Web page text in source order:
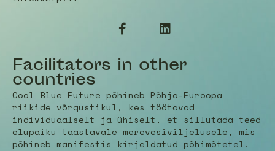
Facilitators in other
countries
Cool Blue Future põhineb Põhja-Euroopa
riikide võrgustikul, kes töötavad
individuaalselt ja ühiselt, et sillutada teed
elupaiku taastavale merevesiviljelusele, mis
põhineb manifestis kirjeldatud põhimõtetel.